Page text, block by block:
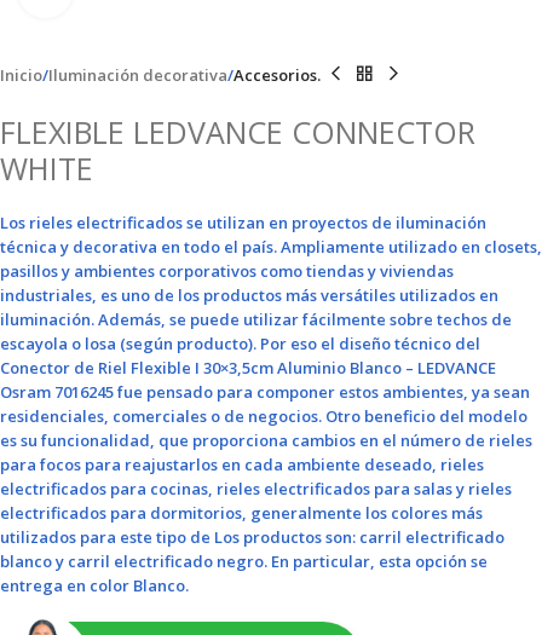
Inicio Iluminación decorativa Accesorios.
FLEXIBLE LEDVANCE CONNECTOR
WHITE
Los rieles electrificados se utilizan en proyectos de iluminación
técnica y decorativa en todo el país. Ampliamente utilizado en closets,
pasillos y ambientes corporativos como tiendas y viviendas
industriales, es uno de los productos más versátiles utilizados en
iluminación. Además, se puede utilizar fácilmente sobre techos de
escayola o losa (según producto). Por eso el diseño técnico del
Conector de Riel Flexible I 30×3,5cm Aluminio Blanco – LEDVANCE
Osram 7016245 fue pensado para componer estos ambientes, ya sean
residenciales, comerciales o de negocios. Otro beneficio del modelo
es su funcionalidad, que proporciona cambios en el número de rieles
para focos para reajustarlos en cada ambiente deseado, rieles
electrificados para cocinas, rieles electrificados para salas y rieles
electrificados para dormitorios, generalmente los colores más
utilizados para este tipo de Los productos son: carril electrificado
blanco y carril electrificado negro. En particular, esta opción se
entrega en color Blanco.